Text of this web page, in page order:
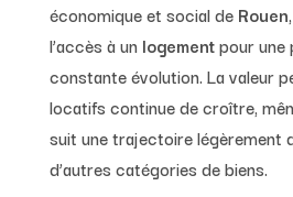
économique et social de Rouen
l’accès à un logementpour une
constante évolution. La valeur
locatifs continue de croître,
suit une trajectoire légèrement
d’autres catégories de biens.